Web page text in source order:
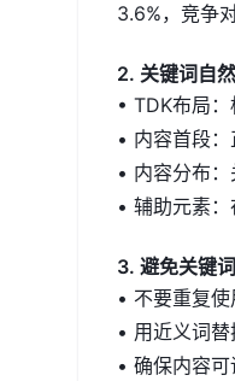
3.6%，竞争
2. 关键词自
• TDK布局
• 内容首段
• 内容分布
• 辅助元素
3. 避免关键
• 不要重复使
• 用近义词替
• 确保内容